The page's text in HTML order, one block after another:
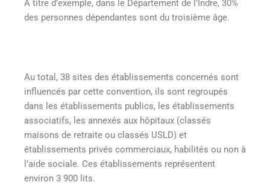
A titre d’exemple, dans le Département de l’Indre, 30%
des personnes dépendantes sont du troisième âge.
Au total, 38 sites des établissements concernés sont
influencés par cette convention, ils sont regroupés
dans les établissements publics, les établissements
associatifs, les annexés aux hôpitaux (classés
maisons de retraite ou classés USLD) et
établissements privés commerciaux, habilités ou non à
l’aide sociale. Ces établissements représentent
environ 3 900 lits.